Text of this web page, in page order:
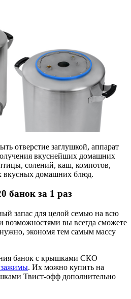
отверстие заглушкой, аппарат
вкуснейших домашних
солений, каш, компотов,
вкусных домашних блюд.
банок за 1 раз
запас для целой семью на всю
возможностями вы всегда сможете
нужно, экономя тем самым массу
банок с крышками СКО
зажимы. Их можно купить на
Твист-офф дополнительно